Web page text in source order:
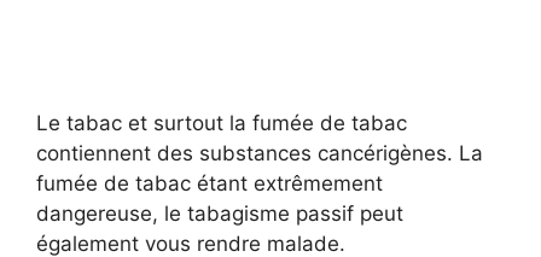
Le tabac et surtout la fumée de tabac
contiennent des substances cancérigènes. La
fumée de tabac étant extrêmement
dangereuse, le tabagisme passif peut
également vous rendre malade.